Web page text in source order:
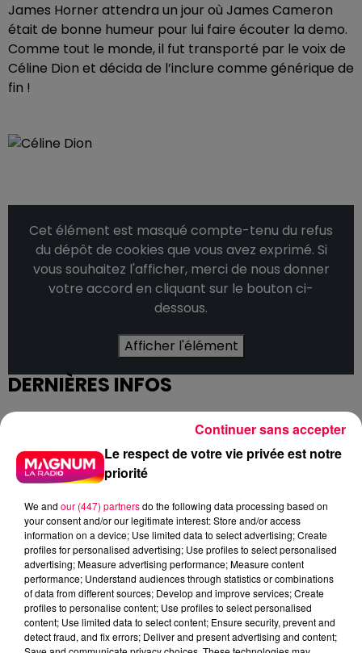
James Horner attendra un jour où James Cameron
était de bonne humeur pour lui faire écouter la demo.
Comme tout le monde, il fut transporté par le voix de
Céline Dion et décida de l’inclure comme générique de
fin !
Cet élément est masqué compte-tenu du refus
du dépôt de cookies que vous avez exprimé. Si
vous souhaitez l'afficher, merci de nous donner
votre accord en cliquant sur le bouton ci-
dessous.
Afficher l'élément
DERNIÈRES INFOS
Le respect de votre vie privée est notre
priorité
We and our (447) partnersdo the following data processing based on
your consent and/or our legitimate interest: Store and/or access
information on a device; Use limited data to select advertising; Create
profiles for personalised advertising; Use profiles to select personalised
advertising; Measure advertising performance; Measure content
performance; Understand audiences through statistics or combinations
of data from different sources; Develop and improve services; Create
profiles to personalise content; Use profiles to select personalised
content; Use limited data to select content; Ensure security, prevent and
detect fraud, and fix errors; Deliver and present advertising and content;
Continuer sans accepter